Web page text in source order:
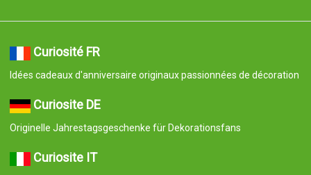
Curiosité FR
Idées cadeaux d'anniversaire originaux passionnées de décoration
Curiosite DE
Originelle Jahrestagsgeschenke für Dekorationsfans
Curiosite IT